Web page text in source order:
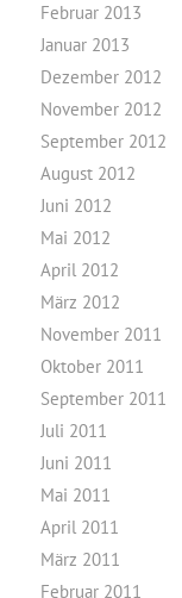
Februar 2013
Januar 2013
Dezember 2012
November 2012
September 2012
August 2012
Juni 2012
Mai 2012
April 2012
März 2012
November 2011
Oktober 2011
September 2011
Juli 2011
Juni 2011
Mai 2011
April 2011
März 2011
Februar 2011